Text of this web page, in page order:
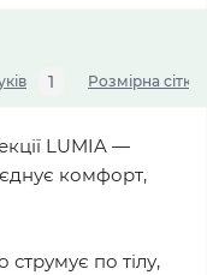
1 Розмірна сітка
LUMIA —
комфорт,
по тілу,